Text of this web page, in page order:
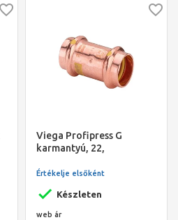
Viega Profipress G
karmantyú, 22,
vörösréz, gázra
Készleten
Értékelje elsőként
web ár